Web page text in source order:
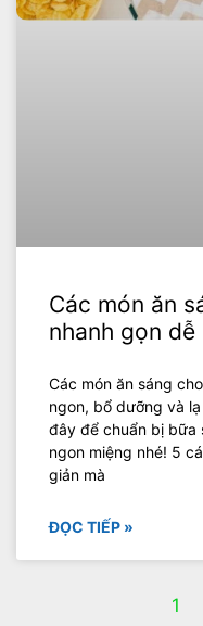
Các món ăn
nhanh gọn dễ
Các món ăn sáng
ngon, bổ dưỡng và
đây để chuẩn bị bữa
ngon miệng nhé! 5
giản mà
ĐỌC TIẾP »
1